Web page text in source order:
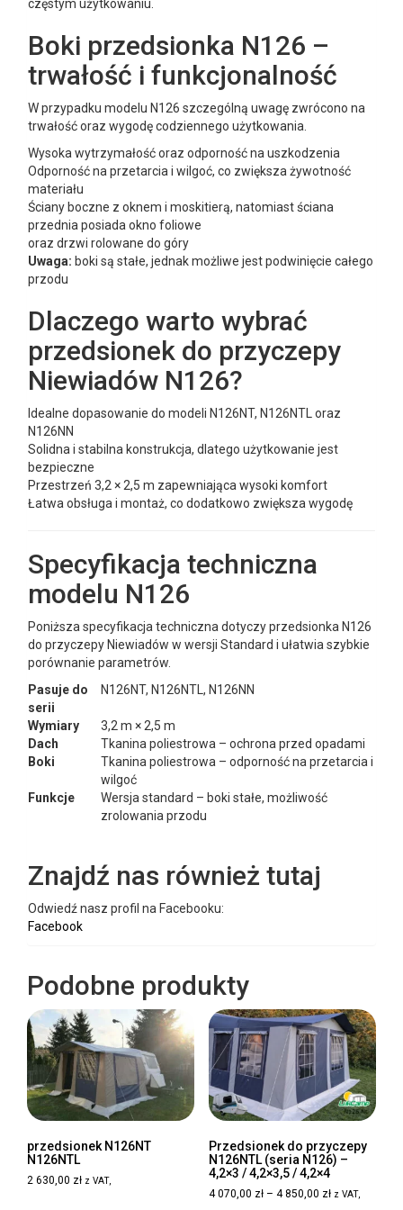
częstym użytkowaniu.
Boki przedsionka N126 –
trwałość i funkcjonalność
W przypadku modelu N126 szczególną uwagę zwrócono na
trwałość oraz wygodę codziennego użytkowania.
Wysoka wytrzymałość oraz odporność na uszkodzenia
Odporność na przetarcia i wilgoć, co zwiększa żywotność
materiału
Ściany boczne z oknem i moskitierą, natomiast ściana
przednia posiada okno foliowe
oraz drzwi rolowane do góry
Uwaga: boki są stałe, jednak możliwe jest podwinięcie całego
przodu
Dlaczego warto wybrać
przedsionek do przyczepy
Niewiadów N126?
Idealne dopasowanie do modeli N126NT, N126NTL oraz
N126NN
Solidna i stabilna konstrukcja, dlatego użytkowanie jest
bezpieczne
Przestrzeń 3,2 × 2,5 m zapewniająca wysoki komfort
Łatwa obsługa i montaż, co dodatkowo zwiększa wygodę
Specyfikacja techniczna
modelu N126
Poniższa specyfikacja techniczna dotyczy przedsionka N126
do przyczepy Niewiadów w wersji Standard i ułatwia szybkie
porównanie parametrów.
Pasuje do
serii
N126NT, N126NTL, N126NN
Wymiary
3,2 m × 2,5 m
Dach
Tkanina poliestrowa – ochrona przed opadami
Boki
Tkanina poliestrowa – odporność na przetarcia i
wilgoć
Funkcje
Wersja standard – boki stałe, możliwość
zrolowania przodu
Znajdź nas również tutaj
Odwiedź nasz profil na Facebooku:
Facebook
Podobne produkty
przedsionek N126NT
N126NTL
2 630,00 zł z VAT,
Przedsionek do przyczepy
N126NTL (seria N126) –
4,2×3 / 4,2×3,5 / 4,2×4
4 070,00 zł – 4 850,00 złZakres
z VAT,